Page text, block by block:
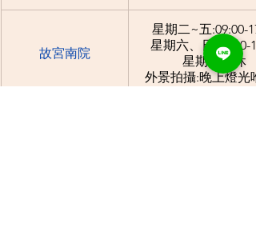
故宮南院
星期二~五:09:00-
星期六、日:09:00-
星期一公休
外景拍攝:晚上燈光